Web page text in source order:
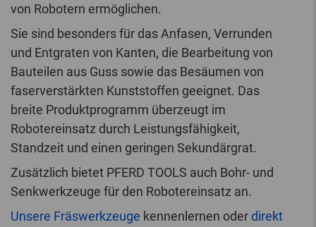
von Robotern ermöglichen.
Sie sind besonders für das Anfasen, Verrunden
und Entgraten von Kanten, die Bearbeitung von
Bauteilen aus Guss sowie das Besäumen von
faserverstärkten Kunststoffen geeignet. Das
breite Produktprogramm überzeugt im
Robotereinsatz durch Leistungsfähigkeit,
Standzeit und einen geringen Sekundärgrat.
Zusätzlich bietet PFERD TOOLS auch Bohr- und
Senkwerkzeuge für den Robotereinsatz an.
Unsere Fräswerkzeuge kennenlernen oder direkt